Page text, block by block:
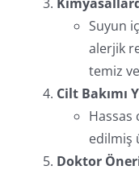
Suyun
alerjik
temiz
Cilt Bakımı
edilmiş
Doktor